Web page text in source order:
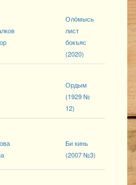
Олӧмысь
лист
бокъяс
(2020)
Ордым
(1929 №
12)
Би кинь
(2007 №3)